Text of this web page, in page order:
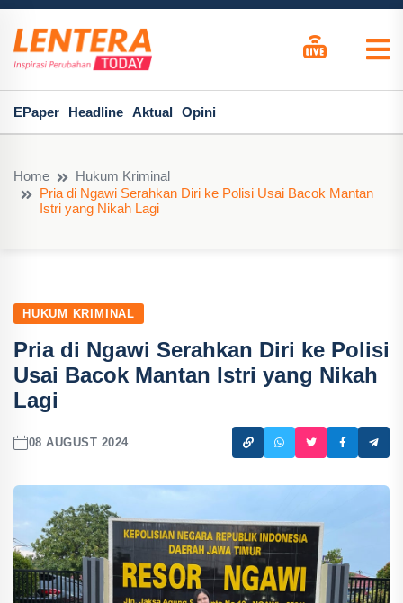
EPaper Headline Aktual Opini
Home
Hukum Kriminal
Pria di Ngawi Serahkan Diri ke Polisi Usai Bacok Mantan
Istri yang Nikah Lagi
HUKUM KRIMINAL
Pria di Ngawi Serahkan Diri ke Polisi
Usai Bacok Mantan Istri yang Nikah
Lagi
08 AUGUST 2024